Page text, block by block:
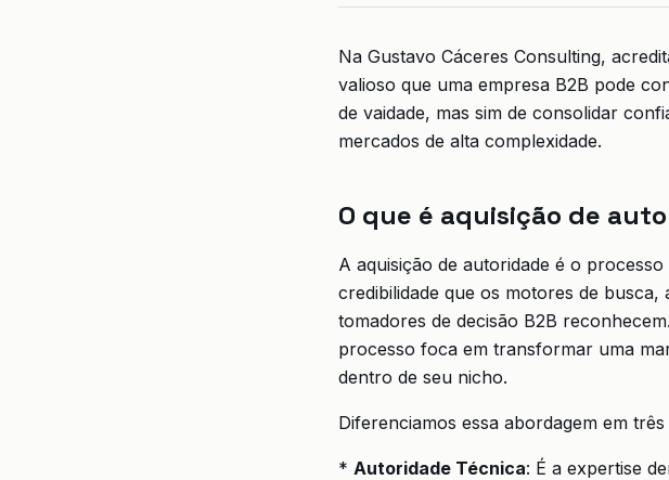
Na Gustavo Cáceres Consulting,
valioso que uma empresa B2B pode
de vaidade, mas sim de consolidar
mercados de alta complexidade.
O que é aquisição de
A aquisição de autoridade é o
credibilidade que os motores de
tomadores de decisão B2B
processo foca em transformar uma
dentro de seu nicho.
Diferenciamos essa abordagem em
* Autoridade Técnica: É a expertise